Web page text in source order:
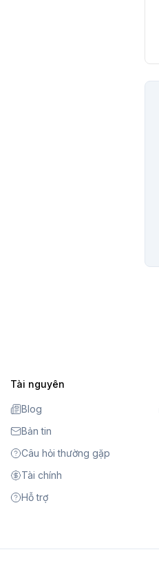
Tài nguyên
Blog
Bản tin
Câu hỏi thường gặp
Tài chính
Hỗ trợ